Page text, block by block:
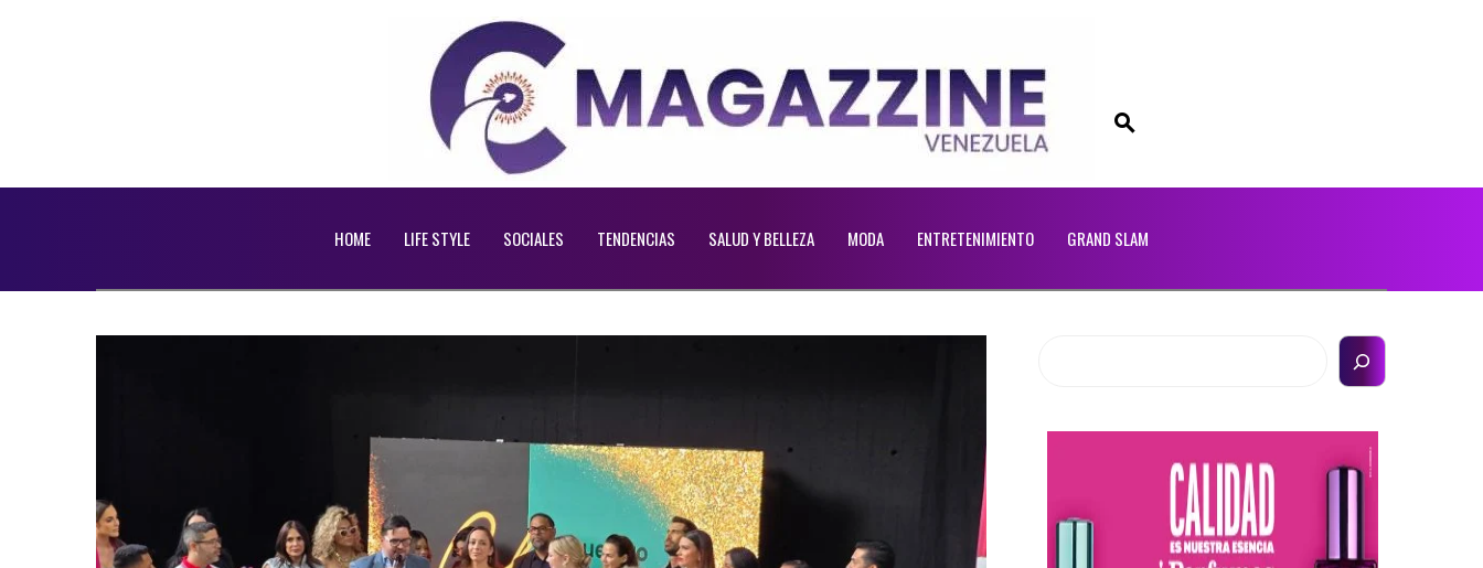
HOME LIFE STYLE SOCIALES TENDENCIAS SALUD Y BELLEZA MODA ENTRETENIMIENTO GRAND SLAM